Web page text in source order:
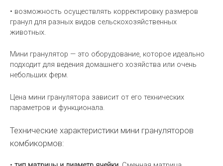
• возможность осуществлять корректировку размеров
гранул для разных видов сельскохозяйственных
животных.
Мини гранулятор — это оборудование, которое идеально
подходит для ведения домашнего хозяйства или очень
небольших ферм.
Цена мини гранулятора зависит от его технических
параметров и функционала.
Технические характеристики мини грануляторов
комбикормов: